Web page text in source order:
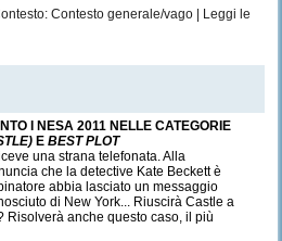
Contesto generale/vago | Leggi le
I NESA 2011 NELLE CATEGORIE
E BEST PLOT
una strana telefonata. Alla
che la detective Kate Beckett è
abbia lasciato un messaggio
di New York... Riuscirà Castle a
Risolverà anche questo caso, il più